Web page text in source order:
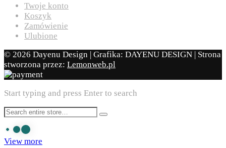
Twoje konto
Koszyk
Zamówienie
Ulubione
© 2026 Dayenu Design | Grafika: DAYENU DESIGN | Strona
stworzona przez: Lemonweb.pl
Start typing and press Enter to search
View more